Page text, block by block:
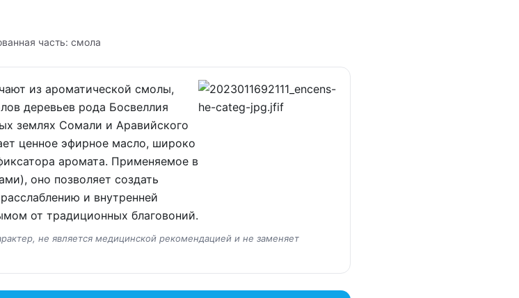
часть: смола
из ароматической смолы,
деревьев рода Босвеллия
землях Сомали и Аравийского
ценное эфирное масло, широко
аромата. Применяемое в
оно позволяет создать
и внутренней
от традиционных благовоний.
не является медицинской рекомендацией и не заменяет